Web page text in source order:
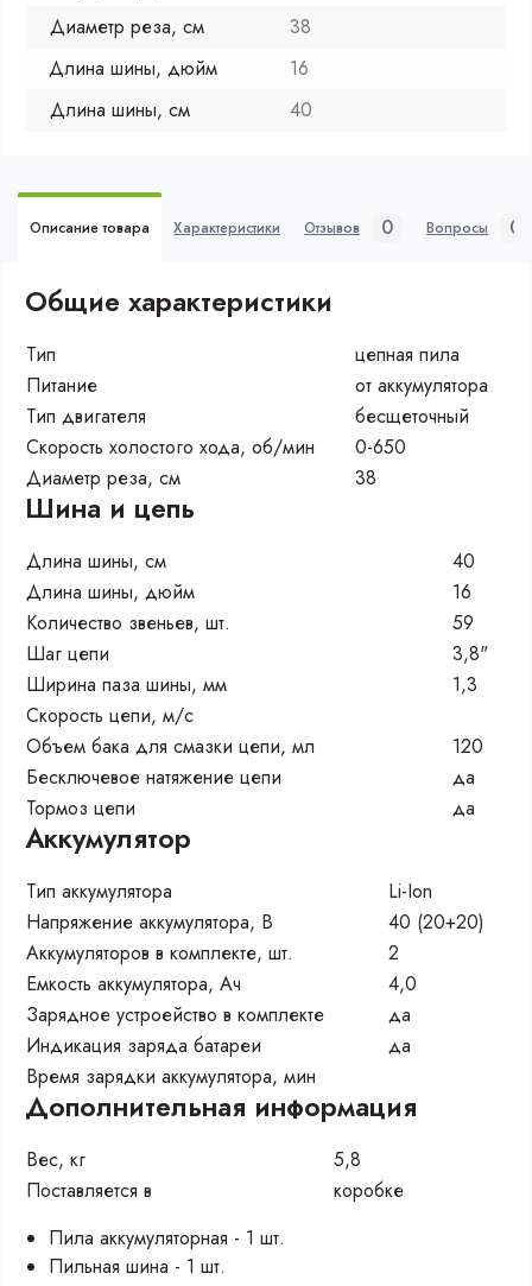
Диаметр реза, см
38
Длина шины, дюйм
16
Длина шины, см
40
Описание товара Характеристики Отзывов 0 Вопросы 0
Общие характеристики
Тип
цепная пила
Питание
от аккумулятора
Тип двигателя
бесщеточный
Скорость холостого хода, об/мин
0-650
Диаметр реза, см
38
Шина и цепь
Длина шины, см
40
Длина шины, дюйм
16
Количество звеньев, шт.
59
Шаг цепи
3,8"
Ширина паза шины, мм
1,3
Скорость цепи, м/с
Объем бака для смазки цепи, мл
120
Бесключевое натяжение цепи
да
Тормоз цепи
да
Аккумулятор
Тип аккумулятора
Li-Ion
Напряжение аккумулятора, В
40 (20+20)
Аккумуляторов в комплекте, шт.
2
Емкость аккумулятора, Ач
4,0
Зарядное устроейство в комплекте
да
Индикация заряда батареи
да
Время зарядки аккумулятора, мин
Дополнительная информация
Веc, кг
5,8
Поставляется в
коробке
Пила аккумуляторная - 1 шт.
Пильная шина - 1 шт.